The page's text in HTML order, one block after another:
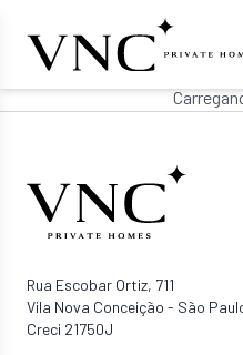
Rua Escobar Ortiz, 711
Vila Nova Conceição - São
Creci 21750J